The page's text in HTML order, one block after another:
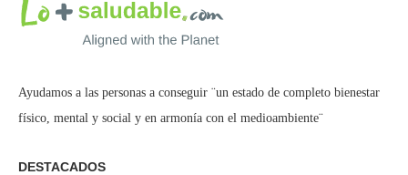
Ayudamos a las personas a conseguir ¨un estado de completo bienestar
físico, mental y social y en armonía con el medioambiente¨
DESTACADOS